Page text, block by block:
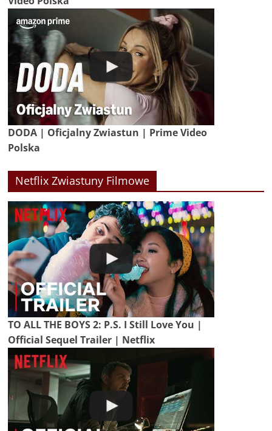
DODA | Oficjalny Zwiastun | Prime Video
Polska
Netflix Zwiastuny Filmowe
TO ALL THE BOYS 2: P.S. I Still Love You |
Official Sequel Trailer | Netflix